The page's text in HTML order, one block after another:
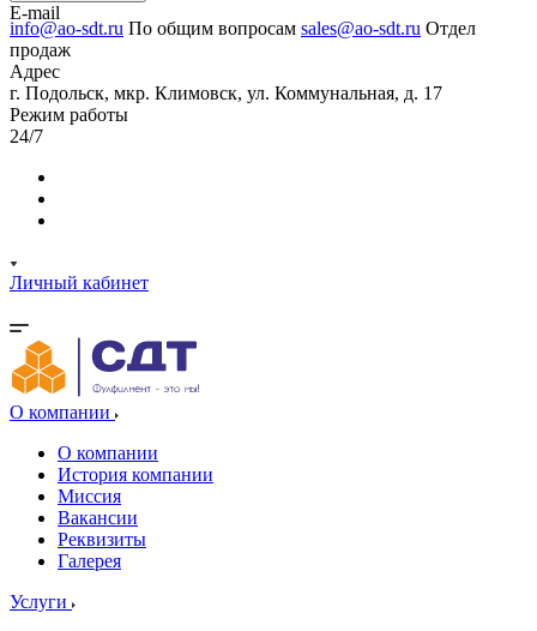
E-mail
info@ao-sdt.ru По общим вопросам sales@ao-sdt.ru Отдел
продаж
Адрес
г. Подольск, мкр. Климовск, ул. Коммунальная, д. 17
Режим работы
24/7
Личный кабинет
О компании
О компании
История компании
Миссия
Вакансии
Реквизиты
Галерея
Услуги